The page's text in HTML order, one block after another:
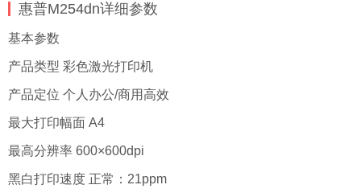
惠普M254dn详细参数
基本参数
产品类型 彩色激光打印机
产品定位 个人办公/商用高效
最大打印幅面 A4
最高分辨率 600×600dpi
黑白打印速度 正常：21ppm